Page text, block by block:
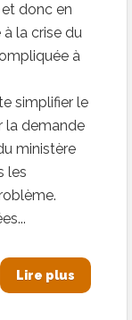
donc en
à la crise du
à
simplifier le
la demande
ministère
les
Lire plus